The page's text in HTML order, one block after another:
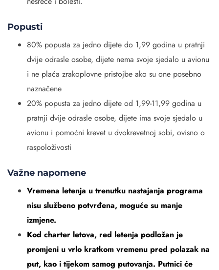
Popusti
80% popusta za jedno dijete do 1,99 godina u pratnji
dvije odrasle osobe, dijete nema svoje sjedalo u avionu
i ne plaća zrakoplovne pristojbe ako su one posebno
naznačene
20% popusta za jedno dijete od 1,99-11,99 godina u
pratnji dvije odrasle osobe, dijete ima svoje sjedalo u
avionu i pomoćni krevet u dvokrevetnoj sobi, ovisno o
raspoloživosti
Važne napomene
Vremena letenja u trenutku nastajanja programa
nisu službeno potvrđena, moguće su manje
izmjene.
Kod charter letova, red letenja podložan je
promjeni u vrlo kratkom vremenu pred polazak na
put, kao i tijekom samog putovanja. Putnici će